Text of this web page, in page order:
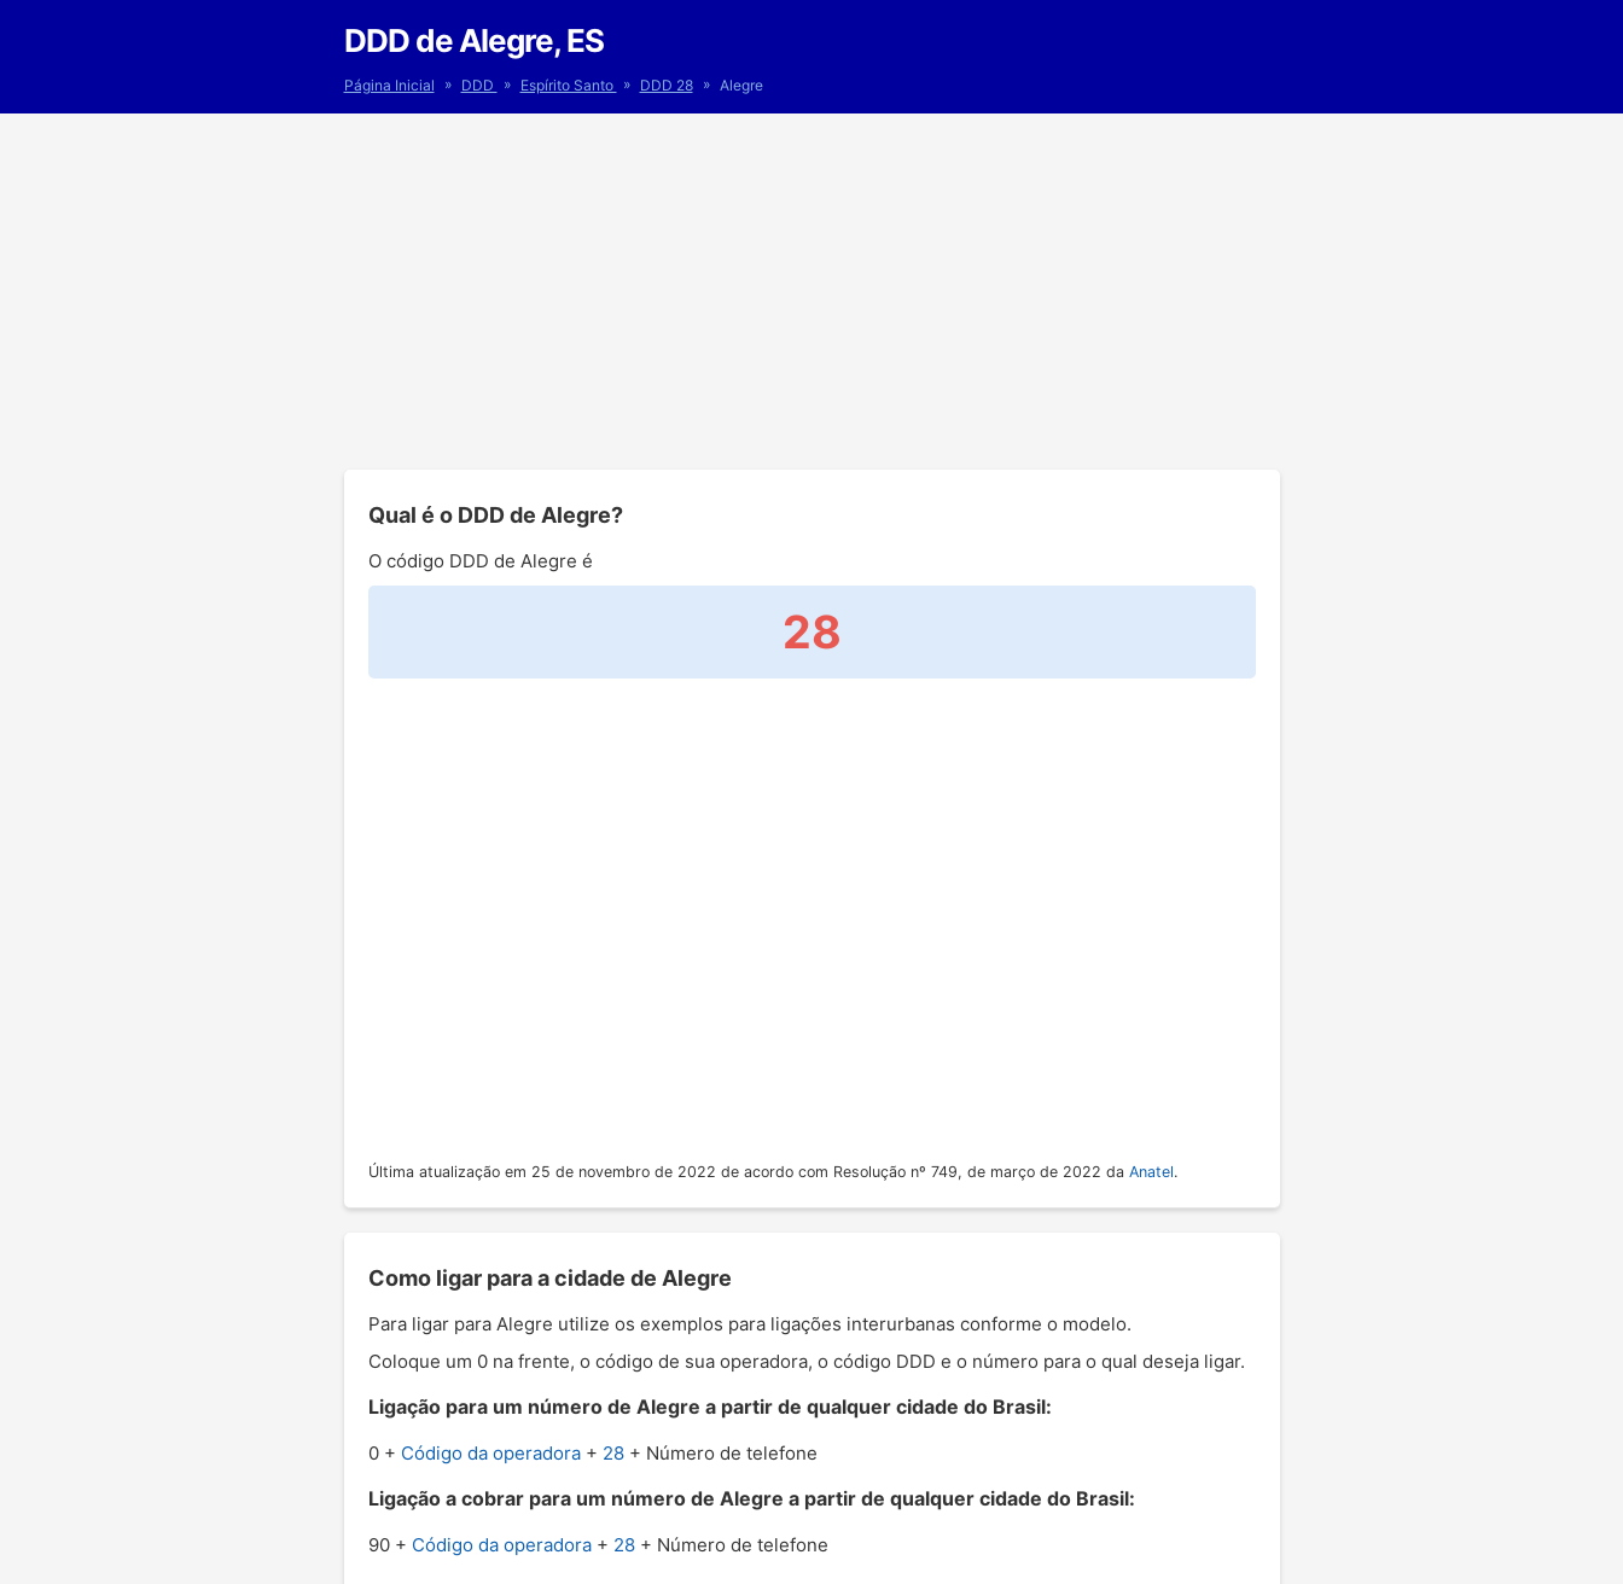
DDD de Alegre, ES
Página Inicial » DDD » Espírito Santo » DDD 28 » Alegre
Qual é o DDD de Alegre?
O código DDD de Alegre é
28
Última atualização em 25 de novembro de 2022 de acordo com Resolução nº 749, de março de 2022 da Anatel.
Como ligar para a cidade de Alegre
Para ligar para Alegre utilize os exemplos para ligações interurbanas conforme o modelo.
Coloque um 0 na frente, o código de sua operadora, o código DDD e o número para o qual deseja ligar.
Ligação para um número de Alegre a partir de qualquer cidade do Brasil:
0 + Código da operadora+ 28+ Número de telefone
Ligação a cobrar para um número de Alegre a partir de qualquer cidade do Brasil:
90 + Código da operadora+ 28+ Número de telefone